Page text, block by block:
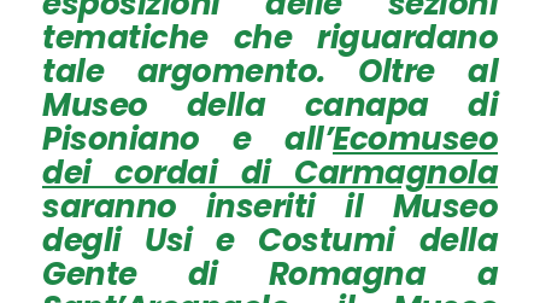
tematiche che riguardano
tale argomento. Oltre al
Museo della canapa di
Pisoniano e all’Ecomuseo
dei cordai di Carmagnola
saranno inseriti il Museo
degli Usi e Costumi della
Gente di Romagna a